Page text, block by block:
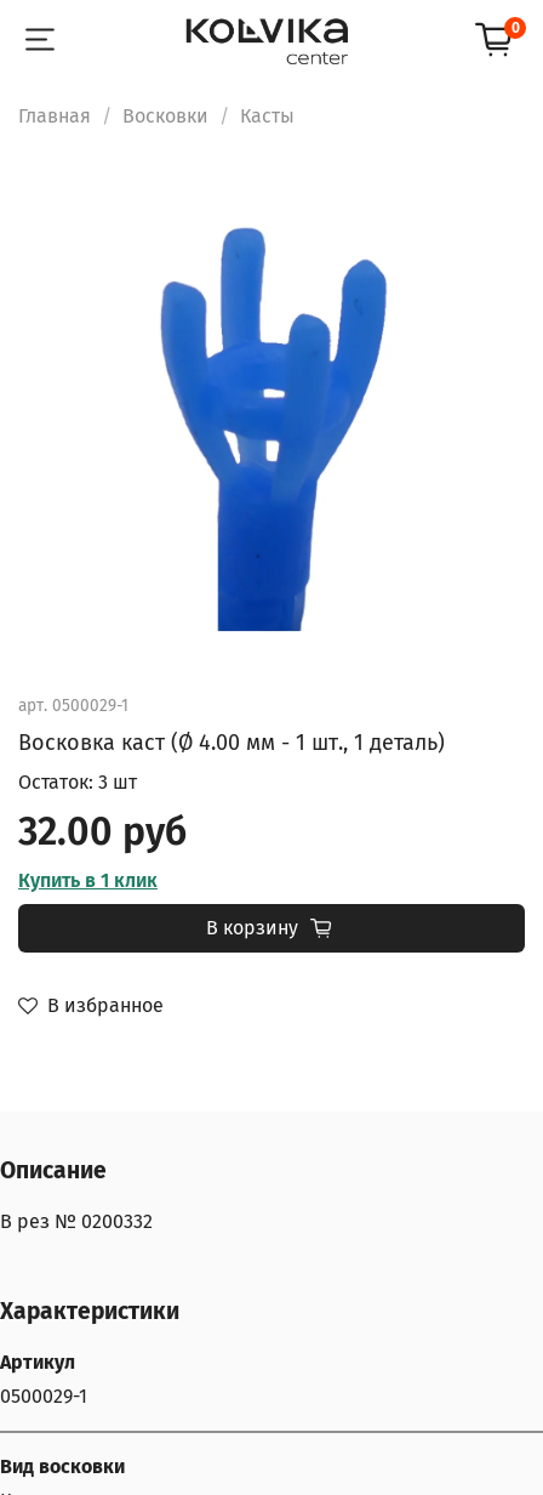
0
Главная Восковки Касты
арт. 0500029-1
Восковка каст (Ø 4.00 мм - 1 шт., 1 деталь)
В избранное
Остаток: 3 шт
32.00 руб
Купить в 1 клик
В корзину
Описание
В рез № 0200332
Характеристики
Артикул
0500029-1
Вид восковки